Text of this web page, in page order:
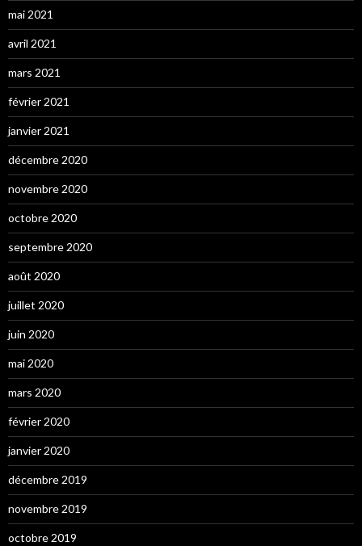
mai 2021
avril 2021
mars 2021
février 2021
janvier 2021
décembre 2020
novembre 2020
octobre 2020
septembre 2020
août 2020
juillet 2020
juin 2020
mai 2020
mars 2020
février 2020
janvier 2020
décembre 2019
novembre 2019
octobre 2019